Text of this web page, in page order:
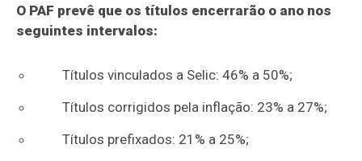
O PAF prevê que os títulos encerrarão o ano nos
seguintes intervalos:
Títulos vinculados a Selic: 46% a 50%;
Títulos corrigidos pela inflação: 23% a 27%;
Títulos prefixados: 21% a 25%;